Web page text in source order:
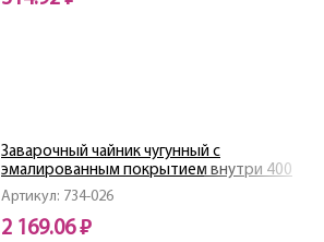
Артикул: 734-026
Заварочный чайник чугунный с
эмалированным покрытием внутри 400
мл.
2 169.06 ₽